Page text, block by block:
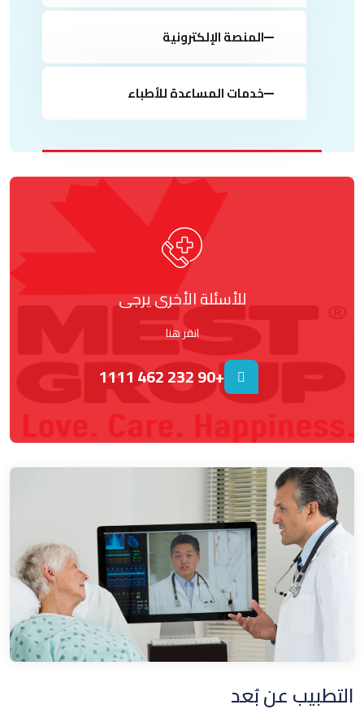
المنصة الإلكترونية
خدمات المساعدة للأطباء
للأسئلة الأخرى يرجى
انقر هنا
+90 232 462 1111
التطبيب عن بُعد